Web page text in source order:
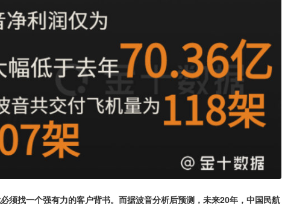
须找一个强有力的客户背书。而据波音分析后预测，未来20年，中国民航